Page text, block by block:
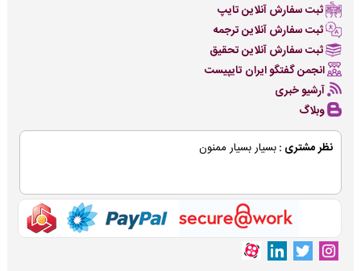
ثبت سفارش آنلاین تایپ
ثبت سفارش آنلاین ترجمه
ثبت سفارش آنلاین تحقیق
انجمن گفتگو ایران تایپیست
آرشیو خبری
وبلاگ
نظر مشتری :بسیار بسیار ممنون